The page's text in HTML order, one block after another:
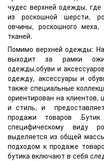
чудес верхней одежды, где
из роскошной шерсти,
овчины, роскошного
тканей.
Помимо верхней одежды:
выходит за рамки
одежды,обуви и
одежду, аксессуары и
также специальные
ориентирован на
и стиль, и
продажи товаров .Бутик
специфическому виду
выделяется из общей
подходом к продаже
бутика включают в себя